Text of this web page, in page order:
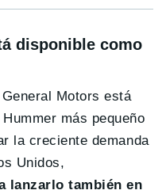
disponible como
Motors está
más pequeño
la creciente demanda
Unidos,
lanzarlo también en